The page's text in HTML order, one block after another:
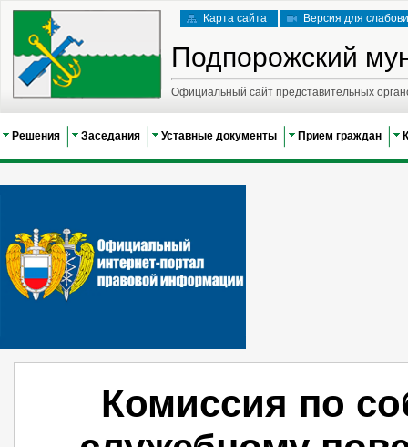
Карта сайта Версия для
Подпорожский
Официальный сайт представительных
Решения Заседания Уставные документы Прием граждан
Комиссия по